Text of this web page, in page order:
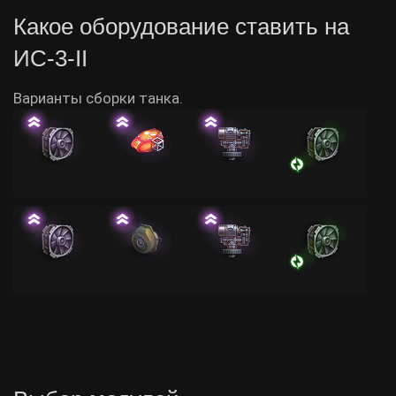
Какое оборудование ставить на
ИС-3-II
Варианты сборки танка.